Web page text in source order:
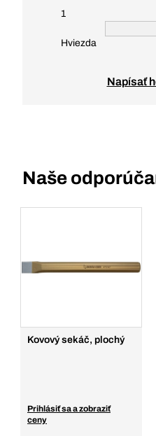
1
Hviezda
Napísať
Naše
Kovový sekáč, plochý
Prihlásiť sa a zobraziť
ceny